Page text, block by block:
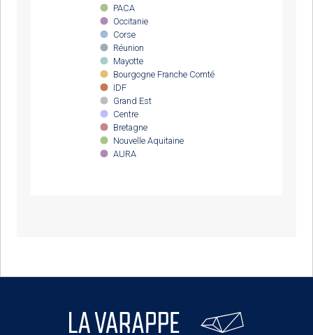
PACA
Occitanie
Corse
Réunion
Mayotte
Bourgogne Franche Comté
IDF
Grand Est
Centre
Bretagne
Nouvelle Aquitaine
AURA